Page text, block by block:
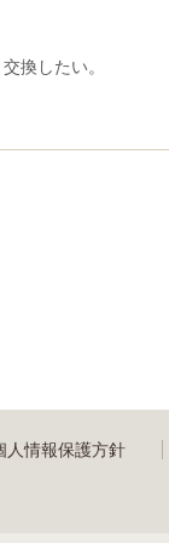
換したい。
人情報保護方針